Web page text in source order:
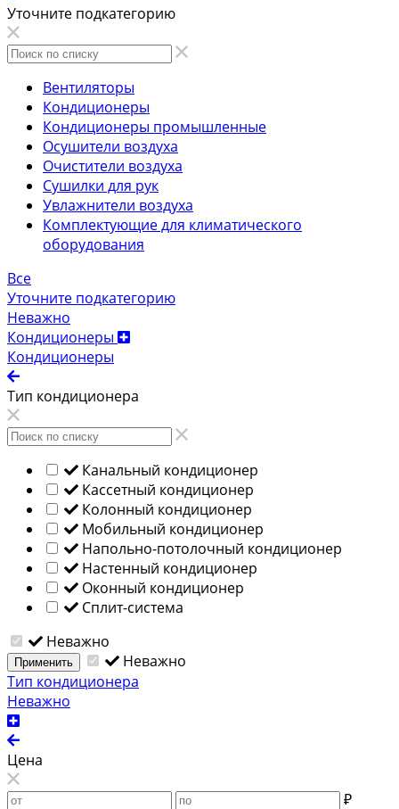
Уточните подкатегорию
Вентиляторы
Кондиционеры
Кондиционеры промышленные
Осушители воздуха
Очистители воздуха
Сушилки для рук
Увлажнители воздуха
Комплектующие для климатического
оборудования
Все
Уточните подкатегорию
Неважно
Кондиционеры
Кондиционеры
Тип кондиционера
Канальный кондиционер
Кассетный кондиционер
Колонный кондиционер
Мобильный кондиционер
Напольно-потолочный кондиционер
Настенный кондиционер
Оконный кондиционер
Сплит-система
Неважно
Применить
Неважно
Тип кондиционера
Неважно
Цена
₽